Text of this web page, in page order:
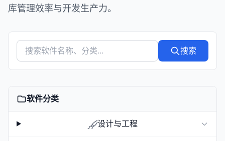
库管理效率与开发生产力。
搜索
软件分类
设计与工程